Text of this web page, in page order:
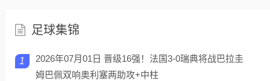
足球集锦
1
2026年07月01日 晋级16强！法国3-0瑞典将战巴拉圭
姆巴佩双响奥利塞两助攻+中柱